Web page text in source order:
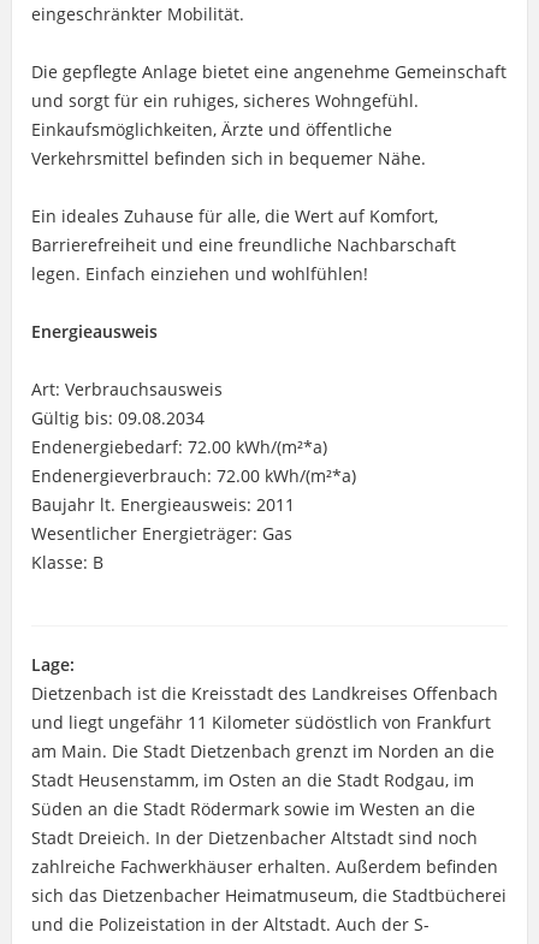
eingeschränkter Mobilität.
Die gepflegte Anlage bietet eine angenehme Gemeinschaft
und sorgt für ein ruhiges, sicheres Wohngefühl.
Einkaufsmöglichkeiten, Ärzte und öffentliche
Verkehrsmittel befinden sich in bequemer Nähe.
Ein ideales Zuhause für alle, die Wert auf Komfort,
Barrierefreiheit und eine freundliche Nachbarschaft
legen. Einfach einziehen und wohlfühlen!
Energieausweis
Art: Verbrauchsausweis
Gültig bis: 09.08.2034
Endenergiebedarf: 72.00 kWh/(m²*a)
Endenergieverbrauch: 72.00 kWh/(m²*a)
Baujahr lt. Energieausweis: 2011
Wesentlicher Energieträger: Gas
Klasse: B
Lage:
Dietzenbach ist die Kreisstadt des Landkreises Offenbach
und liegt ungefähr 11 Kilometer südöstlich von Frankfurt
am Main. Die Stadt Dietzenbach grenzt im Norden an die
Stadt Heusenstamm, im Osten an die Stadt Rodgau, im
Süden an die Stadt Rödermark sowie im Westen an die
Stadt Dreieich. In der Dietzenbacher Altstadt sind noch
zahlreiche Fachwerkhäuser erhalten. Außerdem befinden
sich das Dietzenbacher Heimatmuseum, die Stadtbücherei
und die Polizeistation in der Altstadt. Auch der S-